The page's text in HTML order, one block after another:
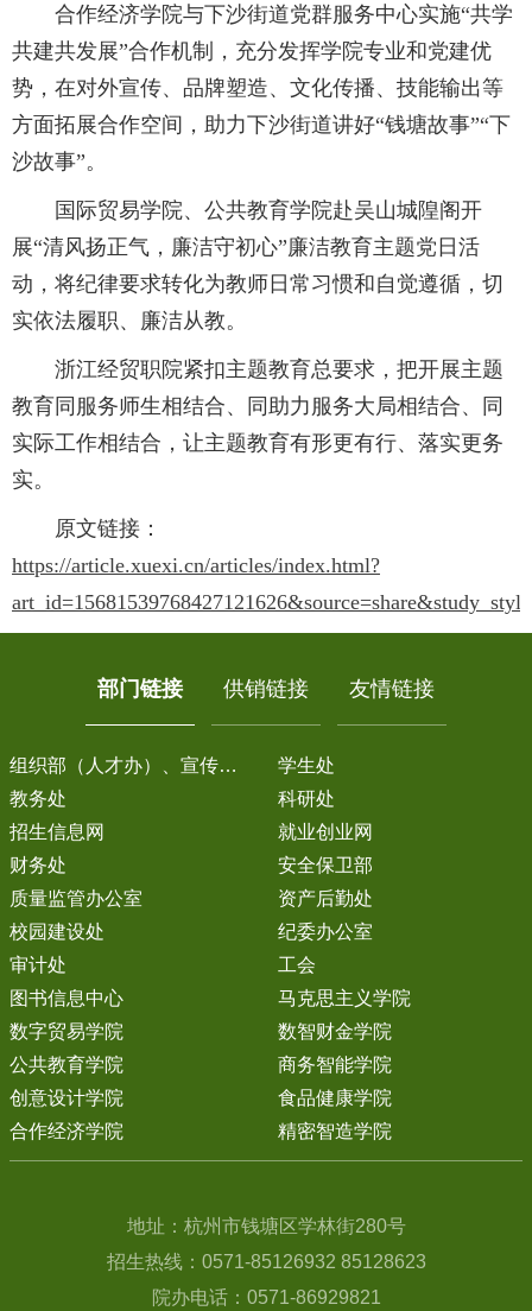
合作经济学院与下沙街道党群服务中心实施“共学
共建共发展”合作机制，充分发挥学院专业和党建优
势，在对外宣传、品牌塑造、文化传播、技能输出等
方面拓展合作空间，助力下沙街道讲好“钱塘故事”“下
沙故事”。
国际贸易学院、公共教育学院赴吴山城隍阁开
展“清风扬正气，廉洁守初心”廉洁教育主题党日活
动，将纪律要求转化为教师日常习惯和自觉遵循，切
实依法履职、廉洁从教。
浙江经贸职院紧扣主题教育总要求，把开展主题
教育同服务师生相结合、同助力服务大局相结合、同
实际工作相结合，让主题教育有形更有行、落实更务
实。
原文链接：
https://article.xuexi.cn/articles/index.html?
部门链接 供销链接 友情链接
组织部（人才办）、宣传统战部
学生处
教务处
科研处
招生信息网
就业创业网
财务处
安全保卫部
质量监管办公室
资产后勤处
校园建设处
纪委办公室
审计处
工会
图书信息中心
马克思主义学院
数字贸易学院
数智财金学院
公共教育学院
商务智能学院
创意设计学院
食品健康学院
合作经济学院
精密智造学院
地址：杭州市钱塘区学林街280号
招生热线：0571-85126932 85128623
院办电话：0571-86929821